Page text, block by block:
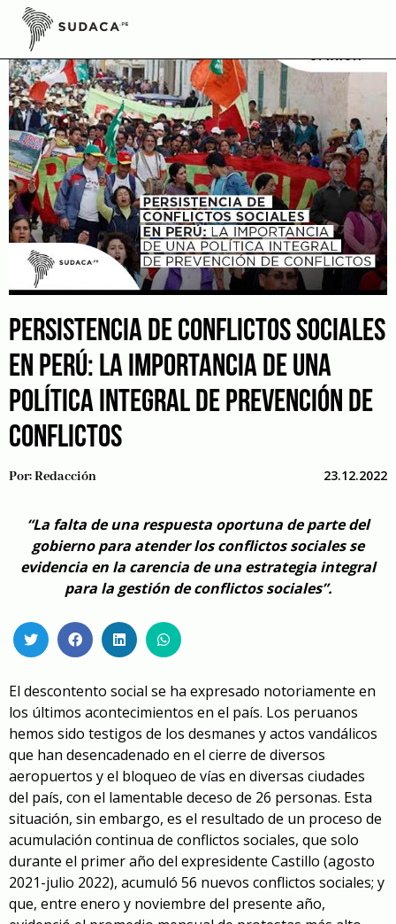
Skip
content
PERSISTENCIA DE CONFLICTOS SOCIALES
EN PERÚ: LA IMPORTANCIA DE UNA
POLÍTICA INTEGRAL DE PREVENCIÓN DE
CONFLICTOS
Por:Redacción 23.12.2022
“La falta de una respuesta oportuna de parte del
gobierno para atender los conflictos sociales se
evidencia en la carencia de una estrategia integral
para la gestión de conflictos sociales”.
El descontento social se ha expresado notoriamente en
los últimos acontecimientos en el país. Los peruanos
hemos sido testigos de los desmanes y actos vandálicos
que han desencadenado en el cierre de diversos
aeropuertos y el bloqueo de vías en diversas ciudades
del país, con el lamentable deceso de 26 personas. Esta
situación, sin embargo, es el resultado de un proceso de
acumulación continua de conflictos sociales, que solo
durante el primer año del expresidente Castillo (agosto
2021-julio 2022), acumuló 56 nuevos conflictos sociales; y
que, entre enero y noviembre del presente año,